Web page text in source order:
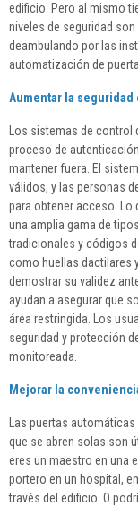
edificio. Pero al mismo
niveles de seguridad
deambulando por las
automatización de
Aumentar la
Los sistemas de
proceso de
mantener fuera. El
válidos, y las personas
para obtener acceso. Lo
una amplia gama de
tradicionales y códigos
como huellas dactilares
demostrar su validez
ayudan a asegurar que
área restringida. Los
seguridad y protección
monitoreada.
Mejorar la
Las puertas
que se abren solas son
eres un maestro en una
portero en un hospital,
través del edificio. O